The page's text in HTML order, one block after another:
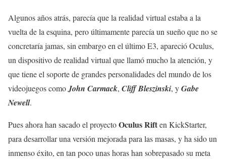
Algunos años atrás, parecía que la realidad virtual estaba a la
vuelta de la esquina, pero últimamente parecía un sueño que no se
concretaría jamas, sin embargo en el último E3, apareció Oculus,
un dispositivo de realidad virtual que llamó mucho la atención, y
que tiene el soporte de grandes personalidades del mundo de los
videojuegos comoJohn Carmack, CliffBleszinski, yGabe
Newell.
Pues ahora han sacado el proyectoOculus Riften KickStarter,
para desarrollar una versión mejorada para las masas, y ha sido un
inmenso éxito, en tan poco unas horas han sobrepasado su meta